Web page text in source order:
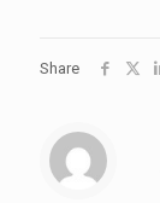
Share